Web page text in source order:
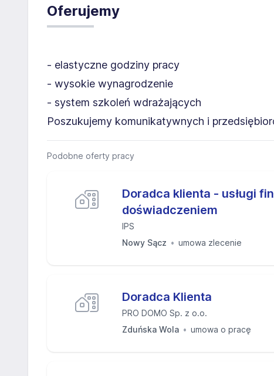
Oferujemy
- elastyczne godziny pracy
- wysokie wynagrodzenie
- system szkoleń wdrażających
Poszukujemy komunikatywnych i
Podobne oferty pracy
Doradca klienta - usługi
doświadczeniem
IPS
Nowy Sącz
umowa zlecenie
Doradca Klienta
PRO DOMO Sp. z o.o.
Zduńska Wola
umowa o pracę